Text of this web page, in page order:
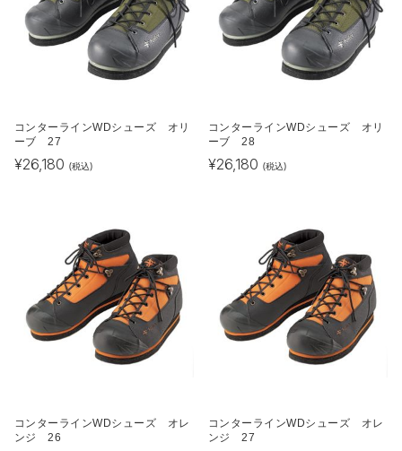
コンターラインWDシューズ オリ
ーブ 27
¥26,180 (税込)
コンターラインWDシューズ オリ
ーブ 28
¥26,180 (税込)
コンターラインWDシューズ オレ
ンジ 26
コンターラインWDシューズ オレ
ンジ 27